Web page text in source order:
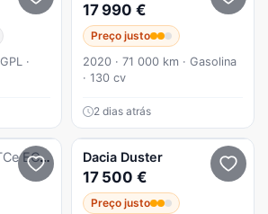
·
17 990 €
Preço justo
2020 · 71 000 km · Gasolina
· 130 cv
2 dias atrás
SL Extreme Bi-Fuel Dacia Duster
17 500 €
Preço justo